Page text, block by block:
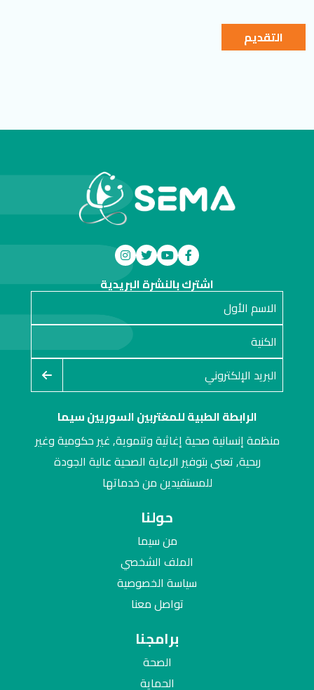
التقديم
الرابطة الطبية للمغتربين السوريين سيما
منظمة إنسانية صحية إغاثية وتنموية, غير حكومية وغير
ربحية, تعنى بتوفير الرعاية الصحية عالية الجودة
للمستفيدين من خدماتها
اشترك بالنشرة البريدية
حولنا
من سيما
الملف الشخصي
سياسة الخصوصية
تواصل معنا
برامجنا
الصحة
الحماية